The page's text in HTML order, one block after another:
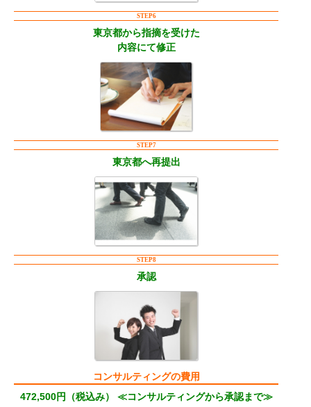
STEP6
東京都から指摘を受けた
内容にて修正
STEP7
東京都へ再提出
STEP8
承認
コンサルティングの費用
472,500円（税込み） ≪コンサルティングから承認まで≫